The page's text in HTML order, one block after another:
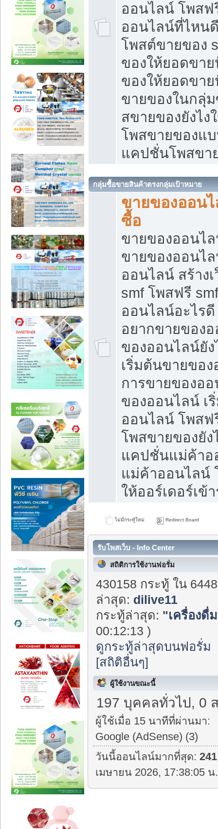
ออนไลน์ โพสฟ
ออนไลน์ที่ไหน
โพสต์ขายของ
ของให้ยอดขา
ของให้ยอดขา
ขายของในกลุ่
สขายของยังไ
โพสขายของแ
แคปชั่นโพสขา
กลุ่มซื้อขายสินค้าตรงกลุ่มเป้าหมาย
ขายของออน
ซื้อ
ขายของออนไล
ขายของออนไ
ออนไลน์ สร้าง
smf โพสฟรี
ออนไลน์อะไร
อยากขายของ
ของออนไลน์ยั
เริ่มต้นขายของ
การขายของอ
ของออนไลน์ เ
ออนไลน์ โพส
โพสขายของยัง
แคปชั่นแม่ค้า
แม่ค้าออนไลน์
ให้ออร์เดอร์เข้
ไม่มีกระทู้ใหม่ Redirect Board
รับโพสเว็บ - Info Center
สถิติการใช้งานฟอรั่ม
430158 กระทู้ ใน
ล่าสุด: dilive11
กระทู้ล่าสุด: "เครื่องดื่
00:12:13 )
ดูกระทู้ล่าสุดบนฟอรั่ม
[สถิติอื่นๆ]
ผู้ใช้งานขณะนี้
197 บุคคลทั่วไป, 0
ผู้ใช้เมื่อ 15 นาทีที่ผ่านมา:
Google (AdSense) (3)
วันนี้ออนไลน์มากที่สุด:241
เมษายน 2026, 17:38:05 น